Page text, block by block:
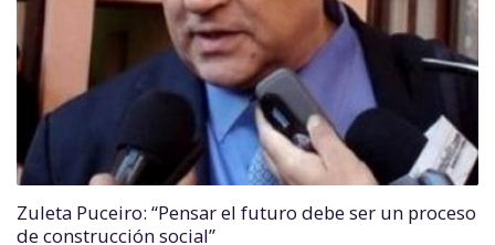
Zuleta Puceiro: “Pensar el futuro debe ser un proceso
de construcción social”